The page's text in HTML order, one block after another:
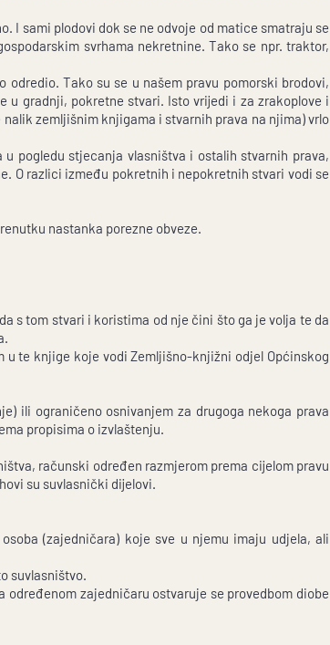
I sami plodovi dok se ne odvoje od matice smatraju se
svrhama nekretnine. Tako se npr. traktor,
Tako su se u našem pravu pomorski brodovi,
u gradnji, pokretne stvari. Isto vrijedi i za zrakoplove i
zemljišnim knjigama i stvarnih prava na njima) vrlo
pogledu stjecanja vlasništva i ostalih stvarnih prava,
O razlici između pokretnih i nepokretnih stvari vodi se
nastanka porezne obveze.
s tom stvari i koristima od nje čini što ga je volja te da
te knjige koje vodi Zemljišno-knjižni odjel Općinskog
ili ograničeno osnivanjem za drugoga nekoga prava
propisima o izvlaštenju.
računski određen razmjerom prema cijelom pravu
su suvlasnički dijelovi.
(zajedničara) koje sve u njemu imaju udjela, ali
suvlasništvo.
zajedničaru ostvaruje se provedbom diobe